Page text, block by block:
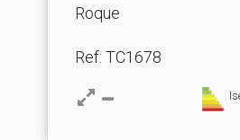
Roque
Ref: TC1678